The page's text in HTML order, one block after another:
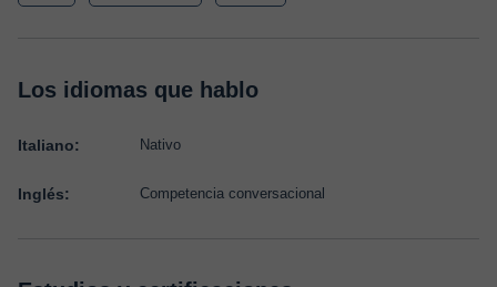
Los idiomas que hablo
Italiano: Nativo
Inglés: Competencia conversacional